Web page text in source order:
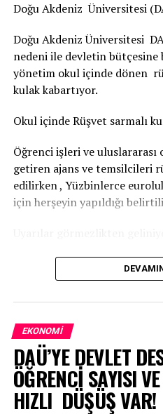
Doğu Akdeniz Üniversitesi
Doğu Akdeniz Üniversitesi
nedeni ile devletin bütçesine
yönetim okul içinde dönen
kulak kabartıyor.
Okul içinde Rüşvet sarmalı
Öğrenci işleri ve uluslararası
getiren ajans ve temsilcileri
edilirken , Yüzbinlerce
için herşeyin yapıldığı
Haber merkezine ulaşan
EKONOMI
DAÜ’YE DEVLET
ÖĞRENCİ SAYISI
HIZLI DÜŞÜŞ VAR!